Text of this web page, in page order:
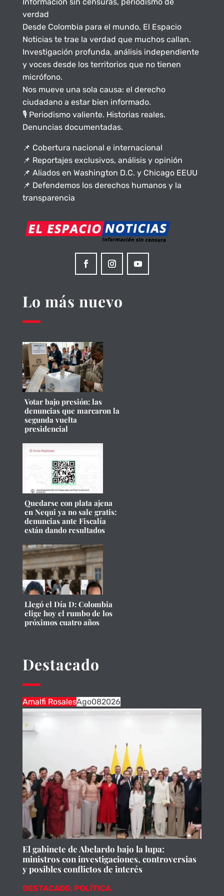
verdad
Desde Colombia para el mundo, El Espacio
Noticias te trae la verdad que muchos callan.
Investigación profunda, análisis independiente
y voces desde los territorios que no tienen
micrófono.
Nos mueve una sola causa: el derecho
ciudadano a estar bien informado.
🎙️ Periodismo valiente. Historias reales.
Denuncias documentadas.
📌 Cobertura nacional e internacional
📌 Reportajes exclusivos, análisis y opinión
📌 Aliados en Washington D.C. y Chicago EEUU
📌 Defendemos los derechos humanos y la
transparencia
Lo más nuevo
Votar bajo presión: las
denuncias que marcaron la
segunda vuelta
presidencial
Quedarse con plata ajena
en Nequi ya no sale gratis:
denuncias ante Fiscalía
están dando resultados
Llegó el Día D: Colombia
elige hoy el rumbo de los
próximos cuatro años
Destacado
Amalfi RosalesAgo082026
El gabinete de Abelardo bajo la lupa:
ministros con investigaciones, controversias
y posibles conflictos de interés
DESTACADO, POLÍTICA